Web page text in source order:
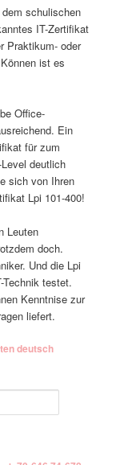
schulischen
IT-Zertifikat
Praktikum- oder
ist es
Office-
Ein
für zum
deutlich
sich von Ihren
Lpi 101-400!
Leuten
doch.
Und die Lpi
testet.
Kenntnise zur
liefert.
deutsch